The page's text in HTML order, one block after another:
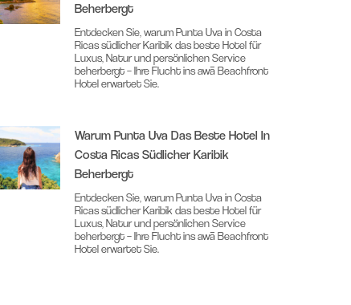
Beherbergt
Entdecken Sie, warum Punta Uva in Costa
Ricas südlicher Karibik das beste Hotel für
Luxus, Natur und persönlichen Service
beherbergt – Ihre Flucht ins awā Beachfront
Hotel erwartet Sie.
Warum Punta Uva Das Beste Hotel In
Costa Ricas Südlicher Karibik
Beherbergt
Entdecken Sie, warum Punta Uva in Costa
Ricas südlicher Karibik das beste Hotel für
Luxus, Natur und persönlichen Service
beherbergt – Ihre Flucht ins awā Beachfront
Hotel erwartet Sie.